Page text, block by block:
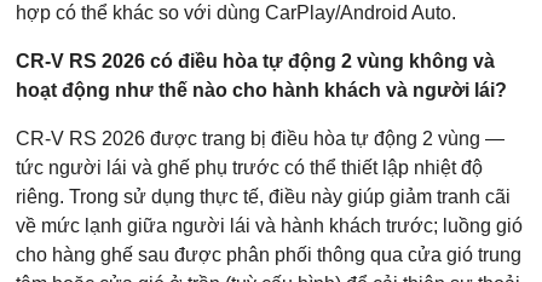
hợp có thể khác so với dùng CarPlay/Android Auto.
CR-V RS 2026 có điều hòa tự động 2 vùng không và
hoạt động như thế nào cho hành khách và người lái?
CR-V RS 2026 được trang bị điều hòa tự động 2 vùng —
tức người lái và ghế phụ trước có thể thiết lập nhiệt độ
riêng. Trong sử dụng thực tế, điều này giúp giảm tranh cãi
về mức lạnh giữa người lái và hành khách trước; luồng gió
cho hàng ghế sau được phân phối thông qua cửa gió trung